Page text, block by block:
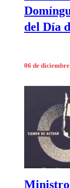
del Día
06 de